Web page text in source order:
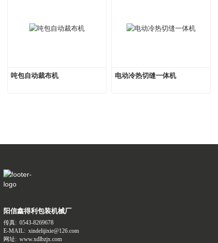
吨包自动裁布机 电动冷热切缝一体机
阳信鑫得利包装机械厂
传真: 0543-8269678
E-MAIL: xindelijixie@126.com
网址: www.xdlbzjx.com